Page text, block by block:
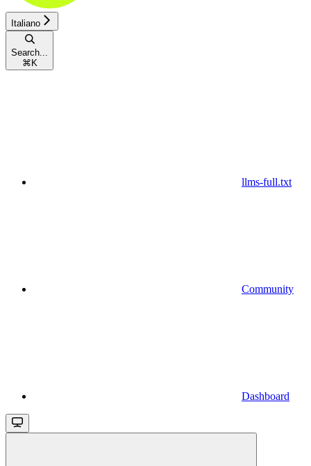
Italiano
Search...
⌘ K
llms-full.txt
Community
Dashboard